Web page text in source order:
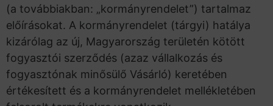
(a továbbiakban: „kormányrendelet”) tartalmaz
előírásokat. A kormányrendelet (tárgyi) hatálya
kizárólag az új, Magyarország területén kötött
fogyasztói szerződés (azaz vállalkozás és
fogyasztónak minősülő Vásárló) keretében
értékesített és a kormányrendelet mellékletében